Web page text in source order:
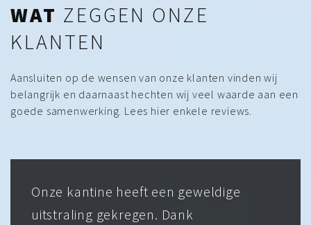
WAT ZEGGEN ONZE
KLANTEN
Aansluiten op de wensen van onze klanten vinden wij
belangrijk en daarnaast hechten wij veel waarde aan een
goede samenwerking. Lees hier enkele reviews.
Onze kantine heeft een geweldige
uitstraling gekregen. Dank